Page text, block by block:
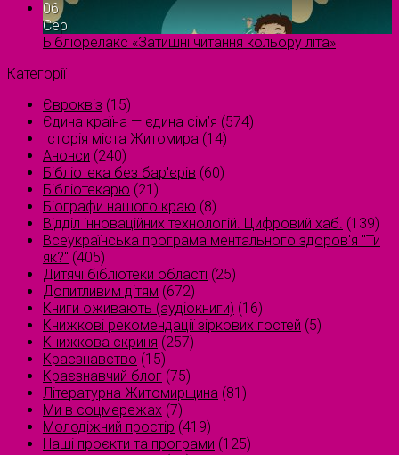
06
Сер
Бібліорелакс «Затишні читання кольору літа»
Категорії
Євроквіз (15)
Єдина країна — єдина сім’я (574)
Історія міста Житомира (14)
Анонси (240)
Бібліотека без бар'єрів (60)
Бібліотекарю (21)
Біографи нашого краю (8)
Відділ інноваційних технологій. Цифровий хаб. (139)
Всеукраїнська програма ментального здоров'я "Ти
як?" (405)
Дитячі бібліотеки області (25)
Допитливим дітям (672)
Книги оживають (аудіокниги) (16)
Книжкові рекомендації зіркових гостей (5)
Книжкова скриня (257)
Краєзнавство (15)
Краєзнавчий блог (75)
Літературна Житомирщина (81)
Ми в соцмережах (7)
Молодіжний простір (419)
Наші проєкти та програми (125)